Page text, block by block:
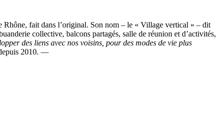
Rhône, fait dans l’original. Son nom – le « Village vertical » – dit
collective, balcons partagés, salle de réunion et d’activités,
des liens avec nos voisins, pour des modes de vie plus
2010. —